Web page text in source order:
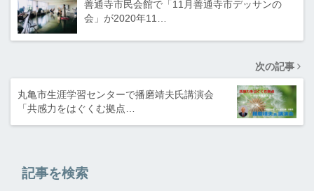
善通寺市民会館で「11月善通寺市デッサンの
会」が2020年11…
次の記事
丸亀市生涯学習センターで播磨靖夫氏講演会
「共感力をはぐくむ拠点…
記事を検索